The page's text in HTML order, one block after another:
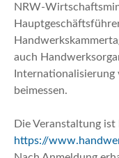
NRW-
auch
beimessen.
Die Veranstaltung
https://